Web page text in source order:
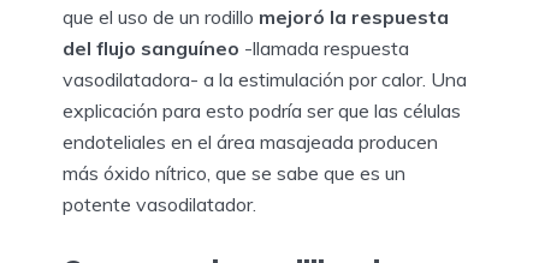
que el uso de un rodillo mejoró la respuesta
del flujo sanguíneo -llamada respuesta
vasodilatadora- a la estimulación por calor. Una
explicación para esto podría ser que las células
endoteliales en el área masajeada producen
más óxido nítrico, que se sabe que es un
potente vasodilatador.